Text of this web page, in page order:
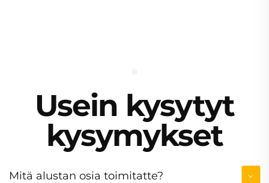
Usein kysytyt
kysymykset
Mitä alustan osia toimitatte?